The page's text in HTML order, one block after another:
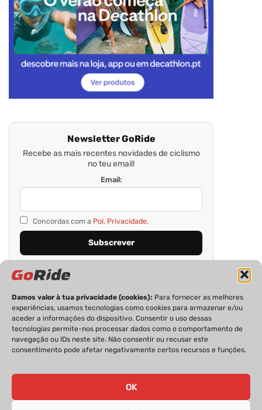
Damos valor à tua privacidade (cookies): Para fornecer as melhores
experiências, usamos tecnologias como cookies para armazenar e/ou
aceder a informações do dispositivo. Consentir o uso dessas
tecnologias permite-nos processar dados como o comportamento de
navegação ou IDs neste site. Não consentir ou recusar este
consentimento pode afetar negativamente certos recursos e funções.
OK
Newsletter GoRide
Recebe as mais recentes novidades de ciclismo
no teu email!
Email:
Concordas com a Pol. Privacidade.
PRIVACIDADE FICHA TÉCNICA
ESTATUTO EDITORIAL